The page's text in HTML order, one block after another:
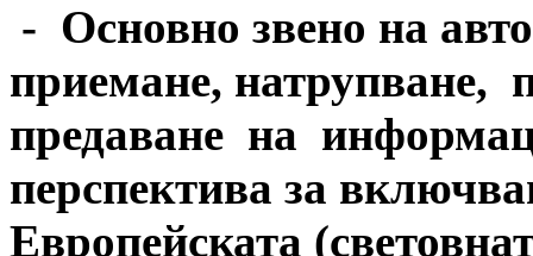
- Основно звено на
приемане,
предаване на
перспектива за
Европейската